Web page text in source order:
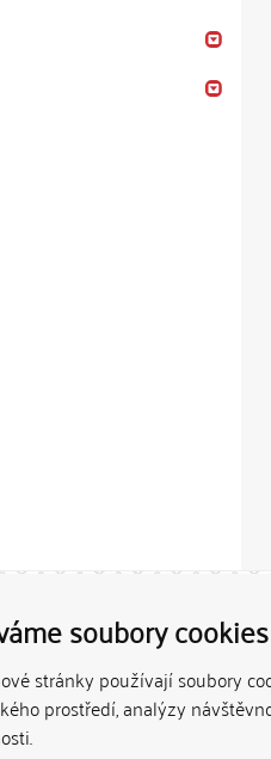
soubory cookies
stránky používají soubory
prostředí, analýzy
constituent
vědeckou
purposes